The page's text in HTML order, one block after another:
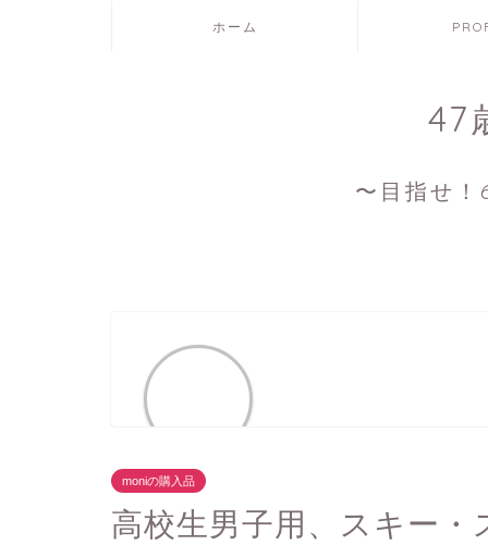
ホーム
47
〜目指せ
moniの購入品
高校生男子用、スキー